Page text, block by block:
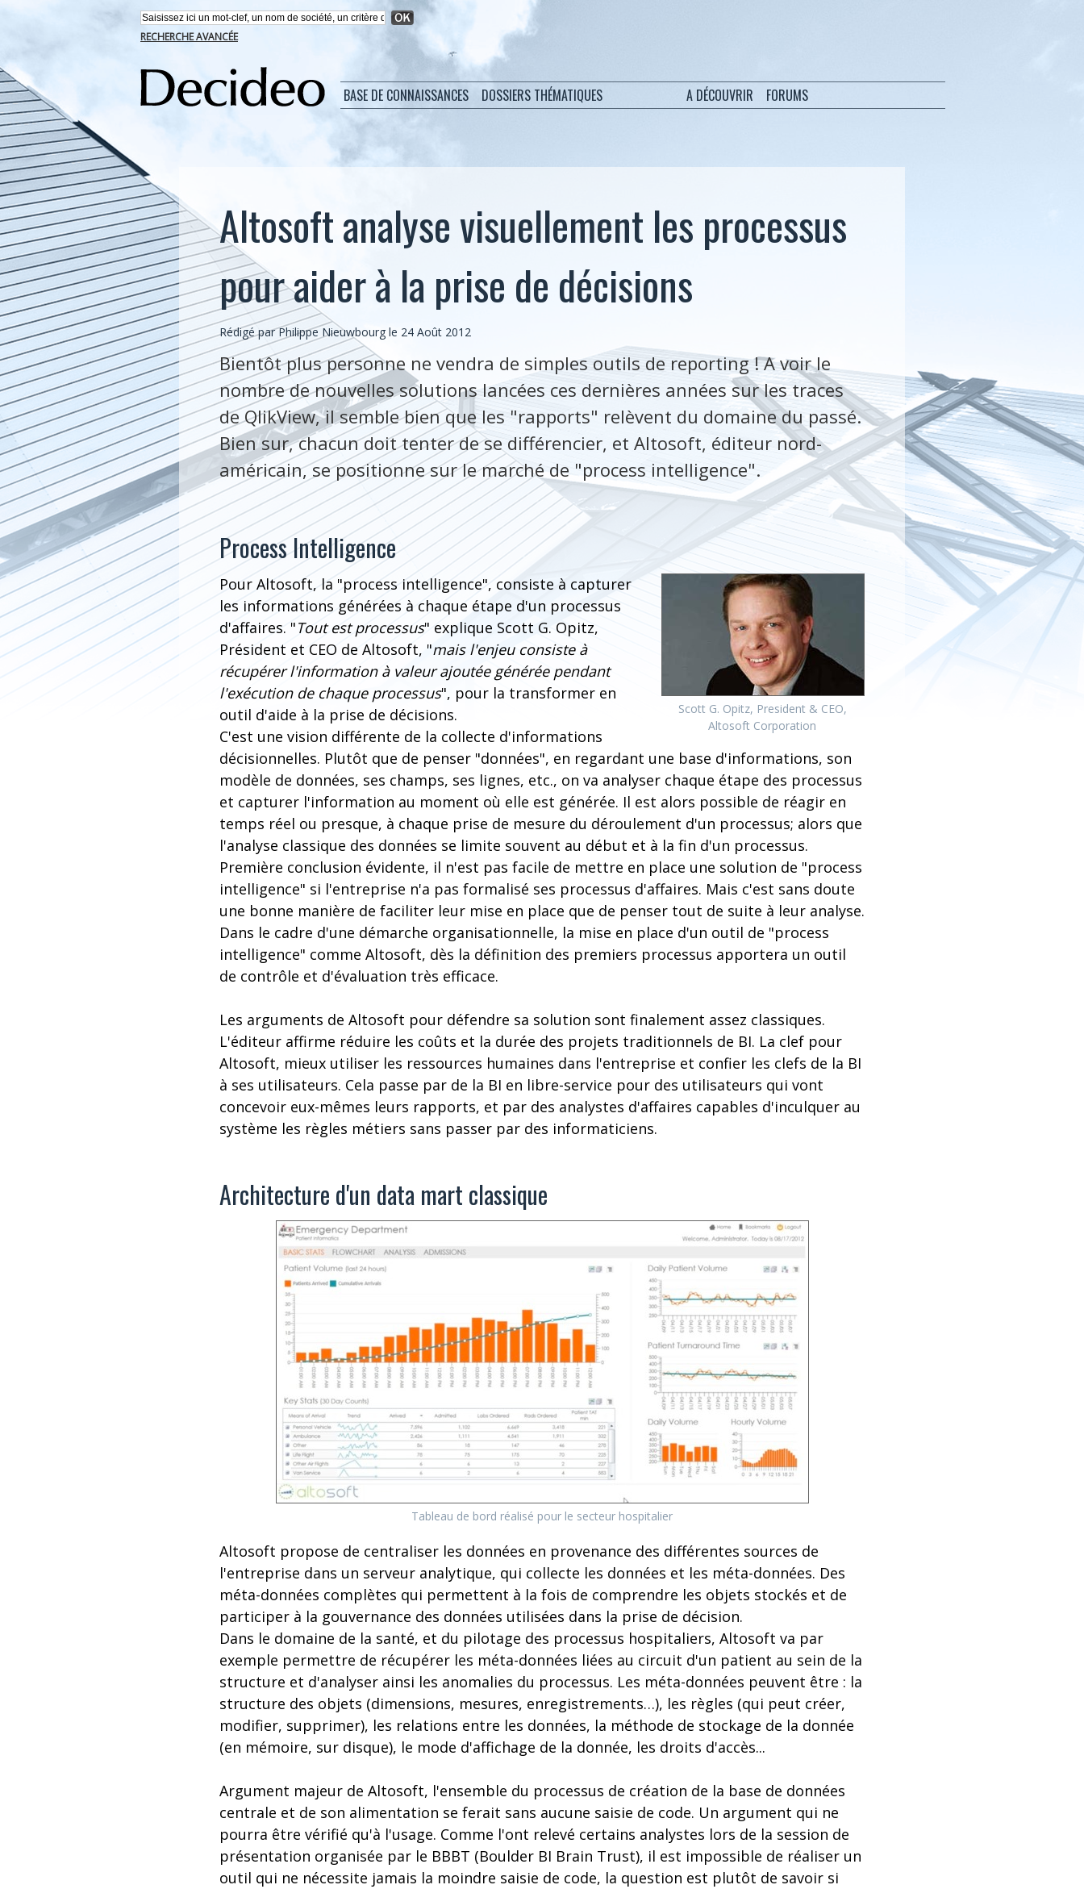
RECHERCHE AVANCÉE
BASE DE CONNAISSANCES DOSSIERS THÉMATIQUES A DÉCOUVRIR FORUMS
Altosoft analyse visuellement les processus
pour aider à la prise de décisions
Rédigé parPhilippe Nieuwbourgle 24 Août 2012
Bientôt plus personne ne vendra de simples outils de reporting ! A voir le
nombre de nouvelles solutions lancées ces dernières années sur les traces
de QlikView, il semble bien que les "rapports" relèvent du domaine du passé.
Bien sur, chacun doit tenter de se différencier, et Altosoft, éditeur nord-
américain, se positionne sur le marché de "process intelligence".
Process Intelligence
Scott G. Opitz, President & CEO,
Altosoft Corporation
Pour Altosoft, la "process intelligence", consiste à capturer
les informations générées à chaque étape d'un processus
d'affaires. "Tout est processus" explique Scott G. Opitz,
Président et CEO de Altosoft, "mais l'enjeu consiste à
récupérer l'information à valeur ajoutée générée pendant
l'exécution de chaque processus", pour la transformer en
outil d'aide à la prise de décisions.
C'est une vision différente de la collecte d'informations
décisionnelles. Plutôt que de penser "données", en regardant une base d'informations, son
modèle de données, ses champs, ses lignes, etc., on va analyser chaque étape des processus
et capturer l'information au moment où elle est générée. Il est alors possible de réagir en
temps réel ou presque, à chaque prise de mesure du déroulement d'un processus; alors que
l'analyse classique des données se limite souvent au début et à la fin d'un processus.
Première conclusion évidente, il n'est pas facile de mettre en place une solution de "process
intelligence" si l'entreprise n'a pas formalisé ses processus d'affaires. Mais c'est sans doute
une bonne manière de faciliter leur mise en place que de penser tout de suite à leur analyse.
Dans le cadre d'une démarche organisationnelle, la mise en place d'un outil de "process
intelligence" comme Altosoft, dès la définition des premiers processus apportera un outil
de contrôle et d'évaluation très efficace.
Les arguments de Altosoft pour défendre sa solution sont finalement assez classiques.
L'éditeur affirme réduire les coûts et la durée des projets traditionnels de BI. La clef pour
Altosoft, mieux utiliser les ressources humaines dans l'entreprise et confier les clefs de la BI
à ses utilisateurs. Cela passe par de la BI en libre-service pour des utilisateurs qui vont
concevoir eux-mêmes leurs rapports, et par des analystes d'affaires capables d'inculquer au
système les règles métiers sans passer par des informaticiens.
Architecture d'un data mart classique
Tableau de bord réalisé pour le secteur hospitalier
Altosoft propose de centraliser les données en provenance des différentes sources de
l'entreprise dans un serveur analytique, qui collecte les données et les méta-données. Des
méta-données complètes qui permettent à la fois de comprendre les objets stockés et de
participer à la gouvernance des données utilisées dans la prise de décision.
Dans le domaine de la santé, et du pilotage des processus hospitaliers, Altosoft va par
exemple permettre de récupérer les méta-données liées au circuit d'un patient au sein de la
structure et d'analyser ainsi les anomalies du processus. Les méta-données peuvent être : la
structure des objets (dimensions, mesures, enregistrements…), les règles (qui peut créer,
modifier, supprimer), les relations entre les données, la méthode de stockage de la donnée
(en mémoire, sur disque), le mode d'affichage de la donnée, les droits d'accès...
Argument majeur de Altosoft, l'ensemble du processus de création de la base de données
centrale et de son alimentation se ferait sans aucune saisie de code. Un argument qui ne
pourra être vérifié qu'à l'usage. Comme l'ont relevé certains analystes lors de la session de
présentation organisée par le BBBT (Boulder BI Brain Trust), il est impossible de réaliser un
outil qui ne nécessite jamais la moindre saisie de code, la question est plutôt de savoir si